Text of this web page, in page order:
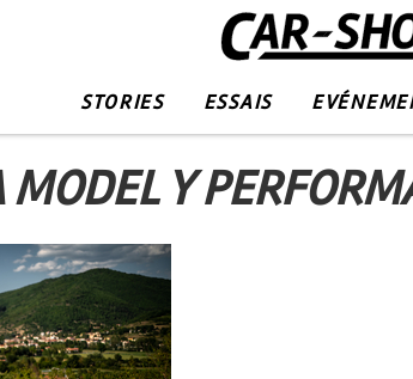
STORIES ESSAIS
MODEL Y